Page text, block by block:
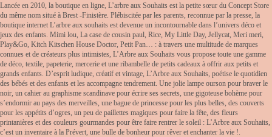
Lancée en 2010, la boutique en ligne, L’arbre aux Souhaits est la petite sœur du Concept Store
du même nom situé à Brest -Finistère. Plébiscitée par les parents, reconnue par la presse, la
boutique internet L’arbre aux souhaits est devenue un incontournable dans l’univers déco et
jeux des enfants. Mimi lou, La case de cousin paul, Rice, My Little Day, Jellycat, Meri meri,
Play&Go, Kitch Kitschen House Doctor, Petit Pan… : à travers une multitude de marques
connues et de créateurs plus intimistes, L’Arbre aux Souhaits vous propose toute une gamme
de déco, textile, papeterie, mercerie et une ribambelle de petits cadeaux à offrir aux petits et
grands enfants. D’esprit ludique, créatif et vintage, L’Arbre aux Souhaits, poétise le quotidien
des bébés et des enfants et les accompagne tendrement. Une jolie lampe ourson pour braver le
noir, un cahier au graphisme scandinave pour écrire ses secrets, une gigoteuse bohème pour
s’endormir au pays des merveilles, une bague de princesse pour les plus belles, des couverts
pour les appétits d’ogres, un peu de paillettes magiques pour faire la fête, des fleurs
printanières et des couleurs gourmandes pour être faire rentrer le soleil : L’Arbre aux Souhaits,
c’est un inventaire à la Prévert, une bulle de bonheur pour rêver et enchanter la vie !.